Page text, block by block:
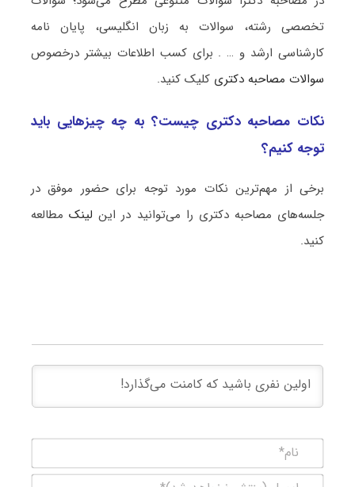
تخصصی رشته، سوالات به زبان انگلیسی، پایان نامه
کارشناسی ارشد و … . برای کسب اطلاعات بیشتر درخصوص
سوالات مصاحبه دکتری کلیک کنید.
نکات مصاحبه دکتری چیست؟ به چه چیزهایی باید
توجه کنیم؟
برخی از مهم‌ترین نکات مورد توجه برای حضور موفق در
جلسه‌های مصاحبه دکتری را می‌توانید در این لینکمطالعه
کنید.